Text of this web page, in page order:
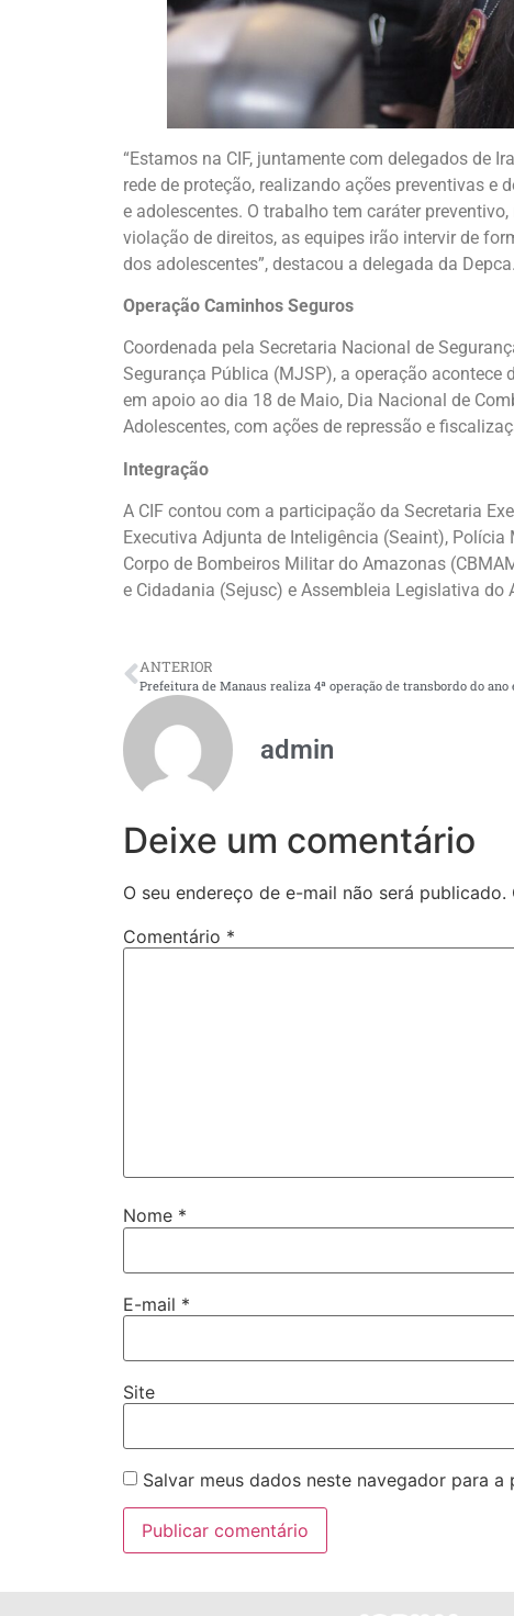
“Estamos na CIF, juntamente com delegados de
rede de proteção, realizando ações preventivas
e adolescentes. O trabalho tem caráter
violação de direitos, as equipes irão intervir de
dos adolescentes”, destacou a delegada da Depca.
Operação Caminhos Seguros
Coordenada pela Secretaria Nacional de
Segurança Pública (MJSP), a operação
em apoio ao dia 18 de Maio, Dia Nacional de
Adolescentes, com ações de repressão e
Integração
A CIF contou com a participação da Secretaria
Executiva Adjunta de Inteligência (Seaint),
Corpo de Bombeiros Militar do Amazonas
e Cidadania (Sejusc) e Assembleia Legislativa do
ANTERIOR
admin
Deixe um comentário
O seu endereço de e-mail não será publicado.
Comentário *
Nome *
E-mail *
Site
Salvar meus dados neste navegador para